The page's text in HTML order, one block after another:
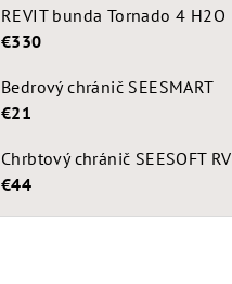
REVIT bunda Tornado 4 H2O
€330
Bedrový chránič SEESMART
€21
Chrbtový chránič SEESOFT RV
€44